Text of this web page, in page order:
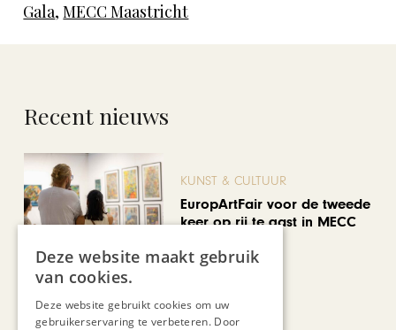
Gala,MECC Maastricht
Recent nieuws
KUNST & CULTUUR
EuropArtFair voor de tweede
keer op rij te gast in MECC
Deze website maakt gebruik
van cookies.
Deze website gebruikt cookies om uw
gebruikerservaring te verbeteren. Door